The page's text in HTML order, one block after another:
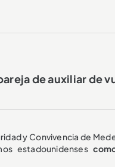
de auxiliar de
y Convivencia de
estadounidenses